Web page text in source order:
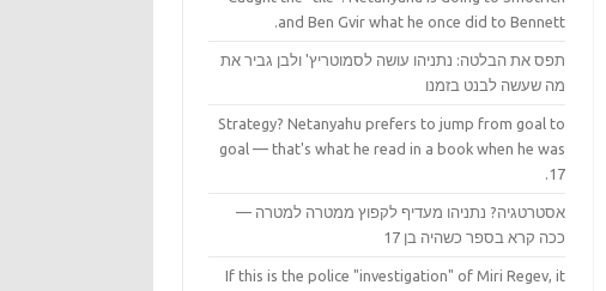
and Ben Gvir what he once did to Bennett.
תפס את הבלטה: נתניהו עושה לסמוטריץ' ולבן גביר את
מה שעשה לבנט בזמנו
Strategy? Netanyahu prefers to jump from goal to
goal — that's what he read in a book when he was
17.
אסטרטגיה? נתניהו מעדיף לקפוץ ממטרה למטרה —
ככה קרא בספר כשהיה בן 17
If this is the police "investigation" of Miri Regev, it